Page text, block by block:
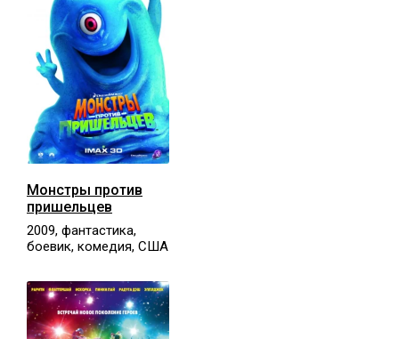
Монстры против
пришельцев
2009, фантастика,
боевик, комедия, США